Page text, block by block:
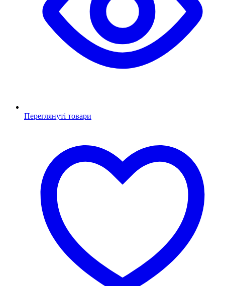
Переглянуті товари